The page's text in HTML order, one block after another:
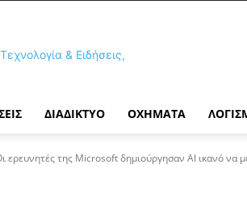
ΔΙΑΔΊΚΤΥΟ ΟΧΉΜΑΤΑ
ερευνητές της Microsoft δημιούργησαν AI ικανό να